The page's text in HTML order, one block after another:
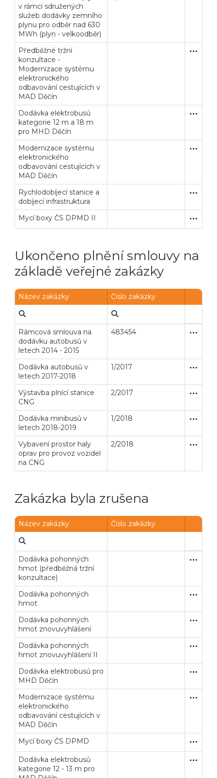
v rámci sdružených
služeb dodávky zemního
plynu pro odběr nad 630
MWh (plyn - velkoodběr)
Předběžné tržní
konzultace -
Modernizace systému
elektronického
odbavování cestujících v
MAD Děčín
Dodávka elektrobusů
kategorie 12 m a 18 m
pro MHD Děčín
Modernizace systému
elektronického
odbavování cestujících v
MAD Děčín
Rychlodobíjecí stanice a
dobíjecí infrastruktura
Mycí boxy ČS DPMD II
Ukončeno plnění smlouvy na
základě veřejné zakázky
Název zakázky Číslo zakázky
Rámcová smlouva na
dodávku autobusů v
letech 2014 - 2015
483454
Dodávka autobusů v
letech 2017-2018
1/2017
Výstavba plnící stanice
CNG
2/2017
Dodávka minibusů v
letech 2018-2019
1/2018
Vybavení prostor haly
oprav pro provoz vozidel
na CNG
2/2018
Zakázka byla zrušena
Název zakázky Číslo zakázky
Dodávka pohonných
hmot (předběžná tržní
konzultace)
Dodávka pohonných
hmot
Dodávka pohonných
hmot znovuvyhlášení
Dodávka pohonných
hmot znovuvyhlášení II
Dodávka elektrobusů pro
MHD Děčín
Modernizace systému
elektronického
odbavování cestujících v
MAD Děčín
Mycí boxy ČS DPMD
Dodávka elektrobusů
kategorie 12 - 13 m pro
Veřejné zakázky Zadavatel Webináře
Powered by chaterimo